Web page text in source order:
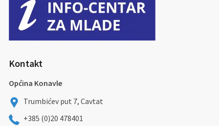
Kontakt
Općina Konavle
Trumbićev put 7, Cavtat
+385 (0)20 478401